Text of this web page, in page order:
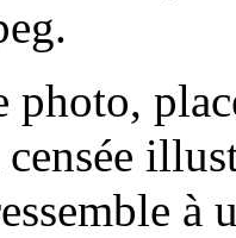
photo,
à